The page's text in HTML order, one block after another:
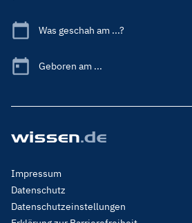
Was geschah am ...?
Geboren am ...
Footer
Menu
Legal
Impressum
Datenschutz
Datenschutzeinstellungen